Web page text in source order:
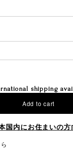
shipping
Add to cart
国内にお住まいの方